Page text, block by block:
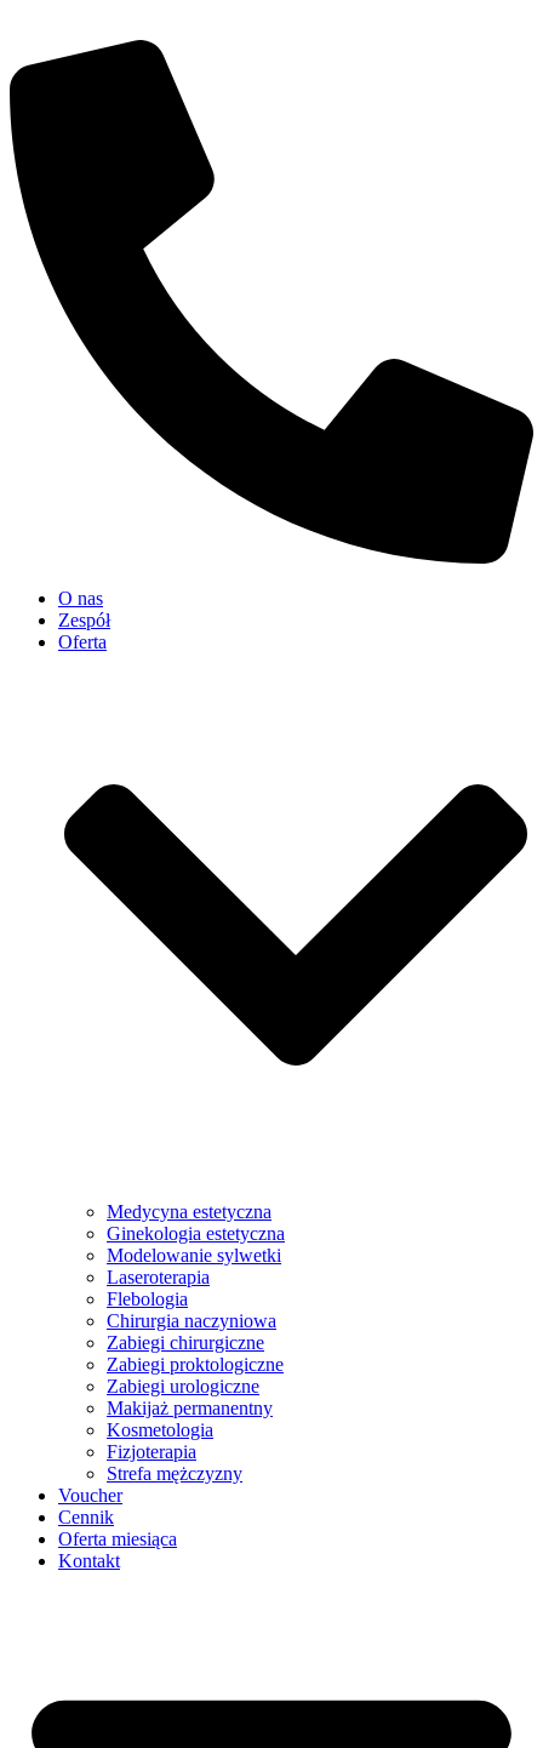
O nas
Zespół
Oferta
Medycyna estetyczna
Ginekologia estetyczna
Modelowanie sylwetki
Laseroterapia
Flebologia
Chirurgia naczyniowa
Zabiegi chirurgiczne
Zabiegi proktologiczne
Zabiegi urologiczne
Makijaż permanentny
Kosmetologia
Fizjoterapia
Strefa mężczyzny
Voucher
Cennik
Oferta miesiąca
Kontakt